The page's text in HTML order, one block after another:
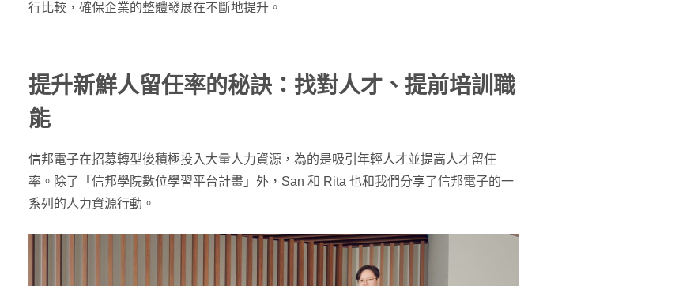
行比較，確保企業的整體發展在不斷地提升。
提升新鮮人留任率的秘訣：找對人才、提前培訓職
能
信邦電子在招募轉型後積極投入大量人力資源，為的是吸引年輕人才並提高人才留任
率。除了「信邦學院數位學習平台計畫」外，San 和 Rita 也和我們分享了信邦電子的一
系列的人力資源行動。